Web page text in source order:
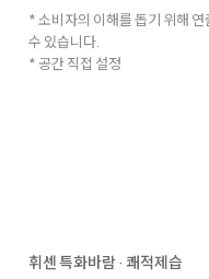
* 소비자의 이해를 돕기 위해
수 있습니다.
* 공간 직접 설정
휘센 특화바람 · 쾌적제습